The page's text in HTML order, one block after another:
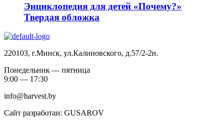
Энциклопедия для детей «Почему?»
Твердая обложка
220103, г.Минск, ул.Калиновского, д.57/2-2н.
Понедельник — пятница
9:00 — 17:30
info@harvest.by
Сайт разработан: GUSAROV